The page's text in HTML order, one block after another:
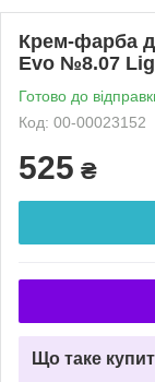
Крем-фарба
Evo №8.07
Готово до
Код: 00-00023152
525 ₴
Що таке